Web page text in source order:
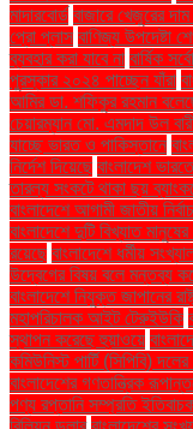
মাদারবোর্ড বাজারে খেজুরের
প্রো প্লাস বাণিজ্য উপদেষ্টা
ব্যবহার করা যাবে না বার্ষিক
পুরস্কার ২০২৪ পাচ্ছেন যাঁরা
আমির ডা. শফিকুর রহমান
চেয়ারম্যান মো. এমদাদ উল
যাচ্ছে ভারত ও পাকিস্তানে
নির্দেশ দিয়েছে বাংলাদেশ
তারল্য সংকটে থাকা ছয়
বাংলাদেশে আগামী জাতীয়
বাংলাদেশে দুটি বিখ্যাত
রয়েছে বাংলাদেশে ধর্মীয়
উদ্বেগের বিষয় বলে মন্তব্য
বাংলাদেশে নিযুক্ত জাপানের
মহাপরিচালক আইট টেরুইউকি
স্থাপন করেছে হুয়াওয়ে
কমিউনিস্ট পার্টি (সিপিবি)
বাংলাদেশের গণতান্ত্রিক
পণ্য রপ্তানি সম্প্রতি